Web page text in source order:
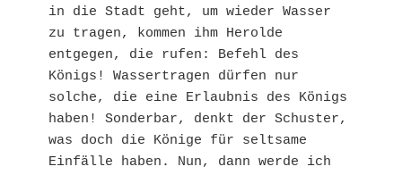
in die Stadt geht, um wieder Wasser
zu tragen, kommen ihm Herolde
entgegen, die rufen: Befehl des
Königs! Wassertragen dürfen nur
solche, die eine Erlaubnis des Königs
haben! Sonderbar, denkt der Schuster,
was doch die Könige für seltsame
Einfälle haben. Nun, dann werde ich